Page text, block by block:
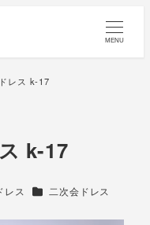
MENU
レス k-17
k-17
レス カテゴリー
二次会ドレス